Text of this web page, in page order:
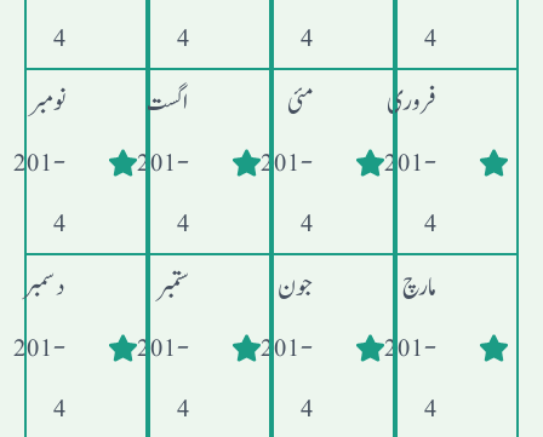
4
فروری
- 201
4
مارچ
- 201
4
4
مئی
- 201
4
جون
- 201
4
4
اگست
- 201
4
ستمبر
- 201
4
4
نومبر
- 201
4
دسمبر
- 201
4